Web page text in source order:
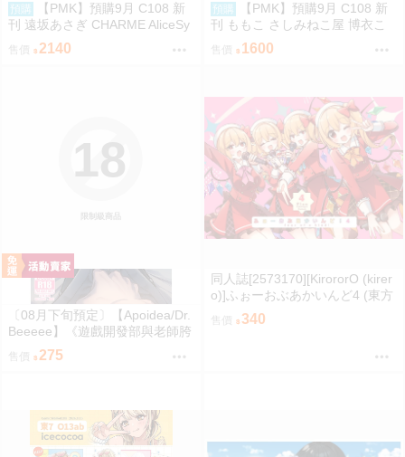
預購
【PMK】預購9月 C108 新
刊 遠坂あさぎ CHARME AliceSy
ndrome* 藍沢エマ VSPO
售價 2140
預購
【PMK】預購9月 C108 新
刊 ももこ さしみねこ屋 博衣こ
より 銀城サイネ Hololive VSPO
售價 1600
限制級商品
18
〔08月下旬預定〕【Apoidea/Dr.
Beeeee】《遊戲開發部與老師胯
下的又大又貴的閃耀器械》B5/40
P黑白內頁/繁體中文/無修正⬢黑
ルアカ) FF47
275
同人誌[2573170][KirororO (kirer
o)]ふぉーおぶあかいんど4 (東方
Project )
340